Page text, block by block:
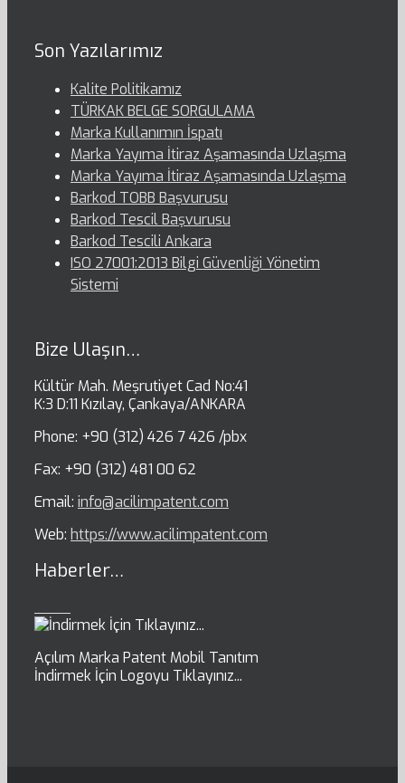
Son Yazılarımız
Kalite Politikamız
TÜRKAK BELGE SORGULAMA
Marka Kullanımın İspatı
Marka Yayıma İtiraz Aşamasında Uzlaşma
Marka Yayıma İtiraz Aşamasında Uzlaşma
Barkod TOBB Başvurusu
Barkod Tescil Başvurusu
Barkod Tescili Ankara
ISO 27001:2013 Bilgi Güvenliği Yönetim
Sistemi
Bize Ulaşın…
Kültür Mah. Meşrutiyet Cad No:41
K:3 D:11 Kızılay, Çankaya/ANKARA
Phone: +90 (312) 426 7 426 /pbx
Fax: +90 (312) 481 00 62
Email: info@acilimpatent.com
Web: https://www.acilimpatent.com
Haberler…
Açılım Marka Patent Mobil Tanıtım
İndirmek İçin Logoyu Tıklayınız...